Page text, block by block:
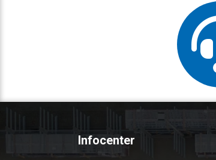
Infocenter